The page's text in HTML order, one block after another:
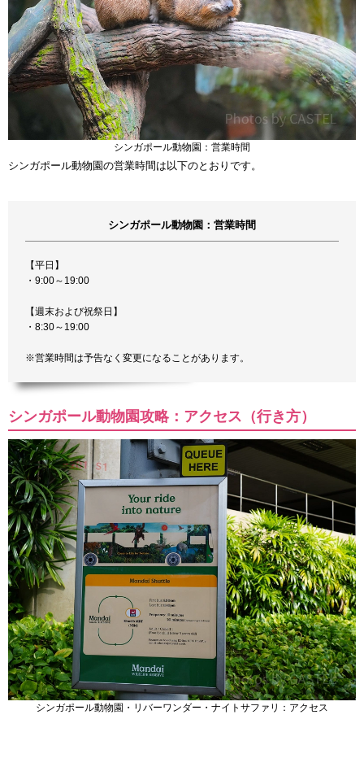
シンガポール動物園：営業時間
シンガポール動物園の営業時間は以下のとおりです。
シンガポール動物園：営業時間
【平日】
・9:00～19:00
【週末および祝祭日】
・8:30～19:00
※営業時間は予告なく変更になることがあります。
シンガポール動物園攻略：アクセス（行き方）
シンガポール動物園・リバーワンダー・ナイトサファリ：アクセス